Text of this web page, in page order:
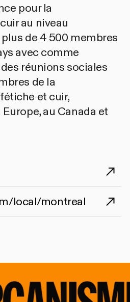
pour la
au niveau
de 4 500 membres
avec comme
réunions sociales
de la
et cuir,
au Canada et
local/montreal